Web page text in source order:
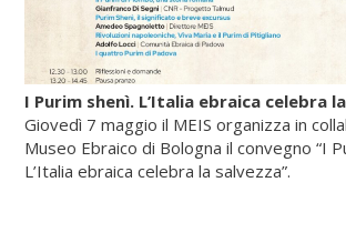
I Purim shenì. L’Italia ebraica celebra
Giovedì 7 maggio il MEIS organizza in
Museo Ebraico di Bologna il convegno “I
L’Italia ebraica celebra la salvezza”.